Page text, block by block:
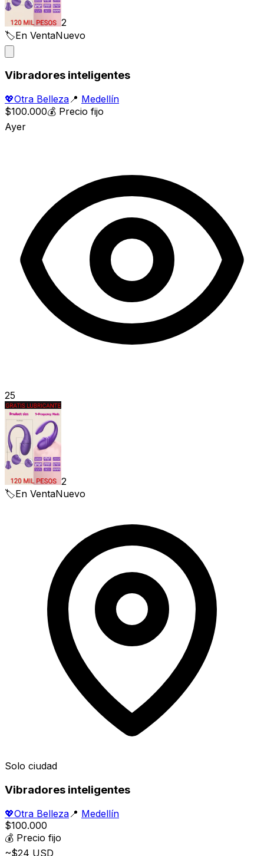
2
🏷️En VentaNuevo
Vibradores inteligentes
💖Otra Belleza 📍 Medellín
$100.000💰 Precio fijo
Ayer
25
2
🏷️En VentaNuevo
Solo ciudad
Vibradores inteligentes
💖Otra Belleza 📍 Medellín
$100.000
💰 Precio fijo
~$24 USD